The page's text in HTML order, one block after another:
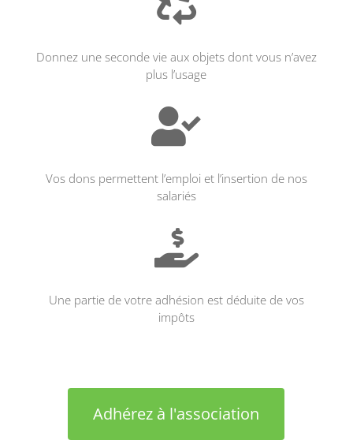
Donnez une seconde vie aux objets dont vous n’avez
plus l’usage

Vos dons permettent l’emploi et l’insertion de nos
salariés

Une partie de votre adhésion est déduite de vos
impôts
Adhérez à l'association